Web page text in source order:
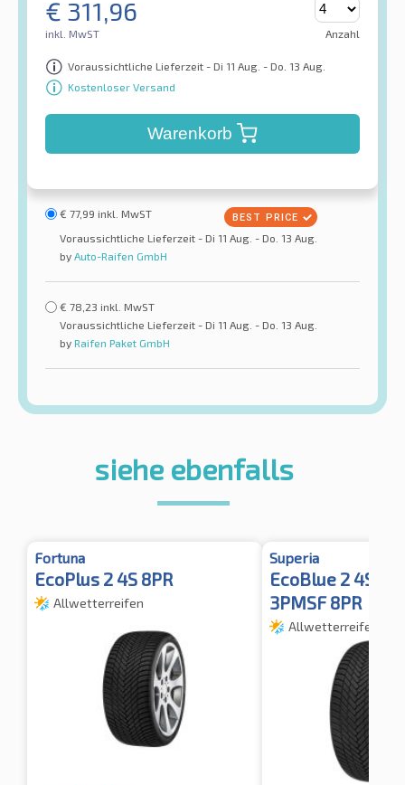
€ 311,96
inkl. MwST Anzahl
Voraussichtliche Lieferzeit - Di 11 Aug. - Do. 13 Aug.
Kostenloser Versand
Warenkorb
€ 77,99 inkl. MwST
Voraussichtliche Lieferzeit - Di 11 Aug. - Do. 13 Aug.
by Auto-Raifen GmbH
€ 78,23 inkl. MwST
Voraussichtliche Lieferzeit - Di 11 Aug. - Do. 13 Aug.
by Raifen Paket GmbH
siehe ebenfalls
Fortuna
EcoPlus 2 4S 8PR
Allwetterreifen
Superia
EcoBlue 2 4S XL
3PMSF 8PR
Allwetterreifen